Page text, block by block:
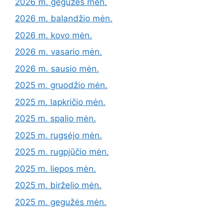
2026 m. balandžio mėn.
2026 m. kovo mėn.
2026 m. vasario mėn.
2026 m. sausio mėn.
2025 m. gruodžio mėn.
2025 m. lapkričio mėn.
2025 m. spalio mėn.
2025 m. rugsėjo mėn.
2025 m. rugpjūčio mėn.
2025 m. liepos mėn.
2025 m. birželio mėn.
2025 m. gegužės mėn.